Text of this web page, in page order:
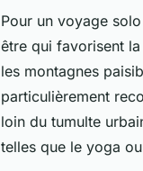
Pour un voyage
être qui favorisent
les montagnes
particulièrement
loin du tumulte
telles que le yoga